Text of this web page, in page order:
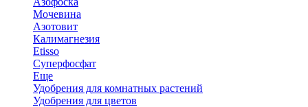
Мочевина
Азотовит
Калимагнезия
Etisso
Суперфосфат
Еще
Удобрения для комнатных растений
Удобрения для цветов